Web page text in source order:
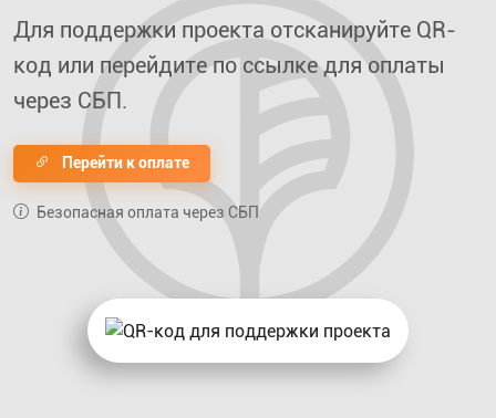
Для поддержки проекта отсканируйте QR-
код или перейдите по ссылке для оплаты
через СБП.
Перейти к оплате
Безопасная оплата через СБП